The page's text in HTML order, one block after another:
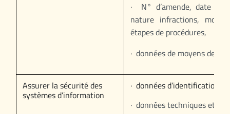
· N° d’amende, date de
nature infractions,
étapes de procédures,
· données de moyens de
Assurer la sécurité des
systèmes d’information
· données d’identification,
· données techniques et